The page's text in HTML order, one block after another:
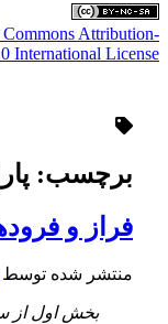
Commons Attribution-
International License
برچسب:
فراز‌ و‌
منتشر شده توسط
بخش اول از